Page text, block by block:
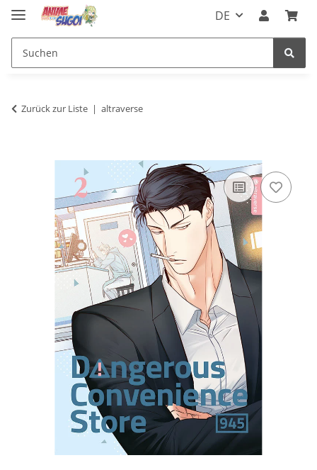
DE
Zurück zur Liste altraverse